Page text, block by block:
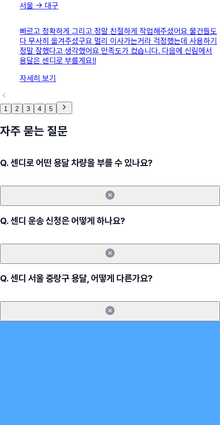
서울 → 대구
빠르고 정확하게 그리고 정말 친절하게 작업해주셨어요 물건들도
다 무사히 옮겨주셨구요 멀리 이사가는거라 걱정했는데 사용하기
정말 잘했다고 생각했어요 만족도가 컸습니다. 다음에 신림에서
용달은 센디로 부를게요!!
자세히 보기
1 2 3 4 5
자주 묻는 질문
Q.센디로 어떤 용달 차량을 부를 수 있나요?
Q.센디 운송 신청은 어떻게 하나요?
Q.센디 서울 중랑구 용달, 어떻게 다른가요?